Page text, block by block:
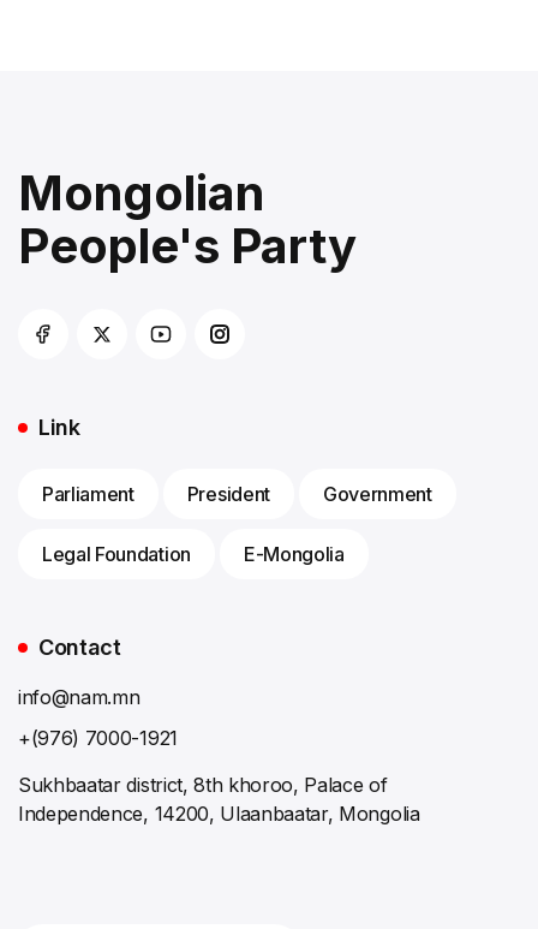
Mongolian
People's Party
Link
Parliament President Government
Legal Foundation E-Mongolia
Contact
info@nam.mn
+(976) 7000-1921
Sukhbaatar district, 8th khoroo, Palace of
Independence, 14200, Ulaanbaatar, Mongolia